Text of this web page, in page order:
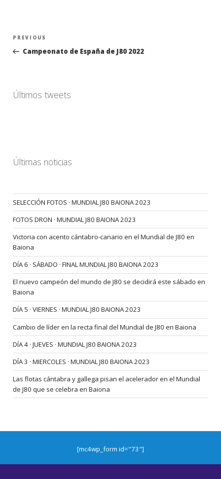
Navegación
entradas
Previous
Post
PREVIOUS
Campeonato de España de J80 2022
Últimos tweets
Últimas noticias
SELECCIÓN FOTOS · MUNDIAL J80 BAIONA 2023
FOTOS DRON · MUNDIAL J80 BAIONA 2023
Victoria con acento cántabro-canario en el Mundial de J80 en
Baiona
DÍA 6 · SÁBADO · FINAL MUNDIAL J80 BAIONA 2023
El nuevo campeón del mundo de J80 se decidirá este sábado en
Baiona
DÍA 5 · VIERNES · MUNDIAL J80 BAIONA 2023
Cambio de líder en la recta final del Mundial de J80 en Baiona
DÍA 4 · JUEVES · MUNDIAL J80 BAIONA 2023
DÍA 3 · MIERCOLES · MUNDIAL J80 BAIONA 2023
Las flotas cántabra y gallega pisan el acelerador en el Mundial
de J80 que se celebra en Baiona
[mc4wp_form id="73"]